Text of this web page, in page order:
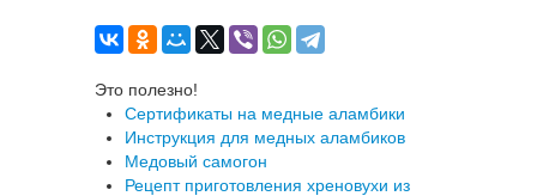
Это полезно!
Сертификаты на медные аламбики
Инструкция для медных аламбиков
Медовый самогон
Рецепт приготовления хреновухи из